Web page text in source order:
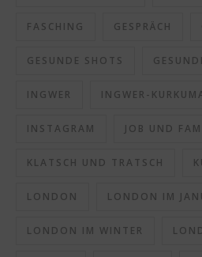
FASCHING GESPRÄCH
GESUNDE SHOTS
INGWER INGWER-
INSTAGRAM JOB UND
KLATSCH UND TRATSCH
LONDON LONDON IM
LONDON IM WINTER